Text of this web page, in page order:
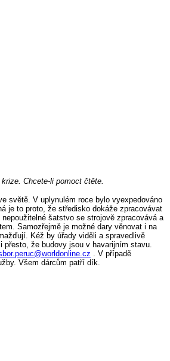
Chcete-li pomoct čtěte.
světě. V uplynulém roce bylo vyexpedováno
je to proto, že středisko dokáže zpracovávat
šatstvo se strojově zpracovává a
Samozřejmě je možné dary věnovat i na
Kéž by úřady viděli a spravedlivě
že budovy jsou v havarijním stavu.
. V případě
Všem dárcům patří dík.